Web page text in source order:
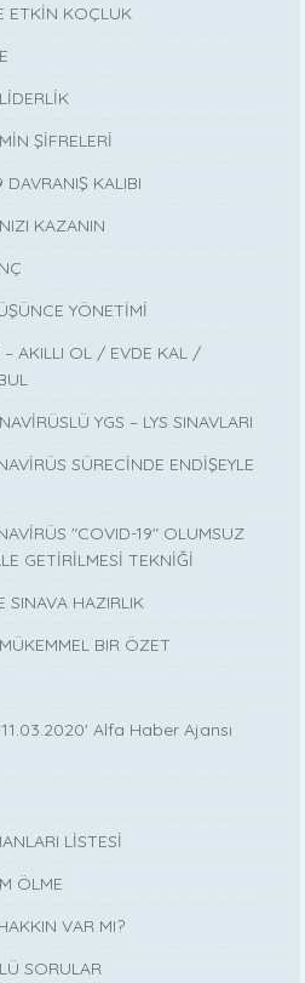
ETKİN KOÇLUK
ŞİFRELERİ
DAVRANIŞ KALIBI
KAZANIN
YÖNETİMİ
– AKILLI OL / EVDE KAL /
YGS – LYS SINAVLARI
SÜRECİNDE ENDİŞEYLE
"COVID-19" OLUMSUZ
GETİRİLMESİ TEKNİĞİ
SINAVA HAZIRLIK
BIR ÖZET
Alfa Haber Ajansı
LİSTESİ
ÖLME
VAR MI?
SORULAR